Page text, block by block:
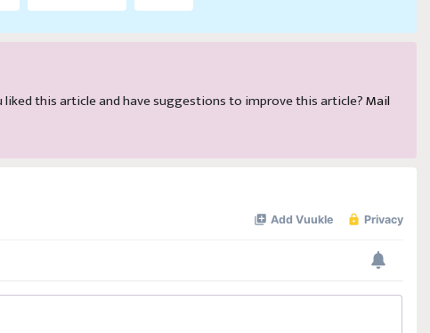
liked this article and have suggestions to improve this article? Mail